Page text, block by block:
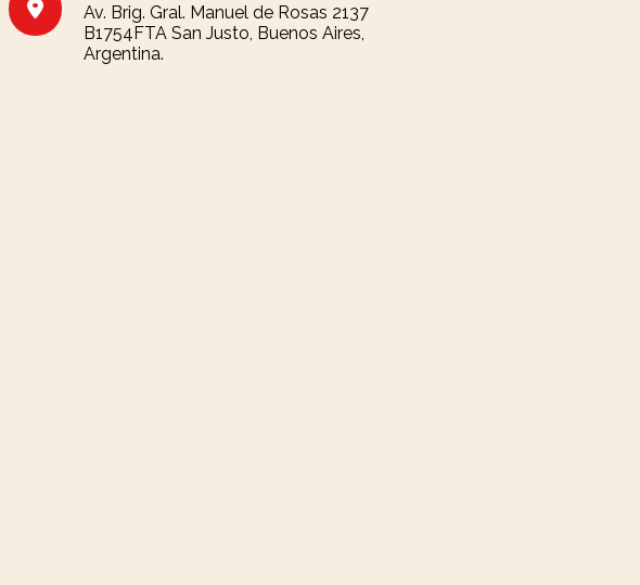
Av. Brig. Gral. Manuel de Rosas 2137
B1754FTA San Justo, Buenos Aires,
Argentina.